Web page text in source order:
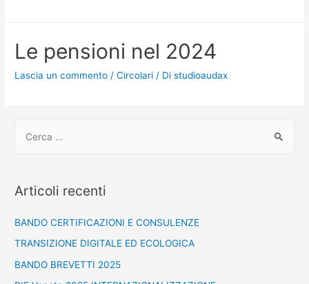
Le pensioni nel 2024
Lascia un commento /Circolari / Distudioaudax
Articoli recenti
BANDO CERTIFICAZIONI E CONSULENZE
TRANSIZIONE DIGITALE ED ECOLOGICA
BANDO BREVETTI 2025